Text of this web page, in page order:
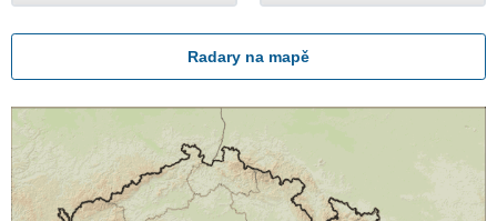
Radary na mapě